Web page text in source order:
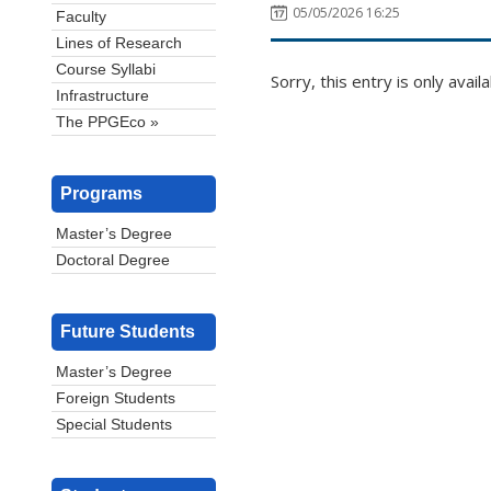
Faculty
Lines of Research
Course Syllabi
Infrastructure
The PPGEco »
Programs
Master’s Degree
Doctoral Degree
Future Students
Master’s Degree
Foreign Students
Special Students
05/05/2026 16:25
Sorry, this entry is only